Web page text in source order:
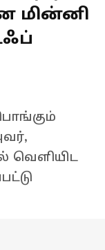
மின்னி
வெளியிட